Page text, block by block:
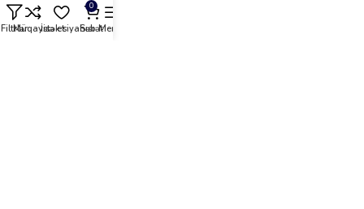
Oyun Masası
FiltrlərMüqayisə etİstək siyahısı
0
SəbətMenyu